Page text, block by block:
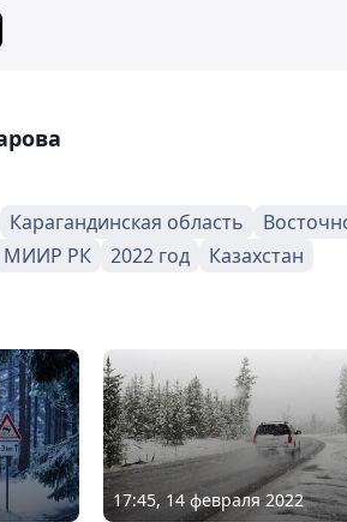
Карагандинская область
МИИР РК 2022 год Казахстан
17:45, 14 февраля 2022